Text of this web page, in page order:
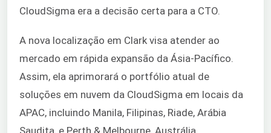
CloudSigma era a decisão certa para a CTO.
A nova localização em Clark visa atender ao
mercado em rápida expansão da Ásia-Pacífico.
Assim, ela aprimorará o portfólio atual de
soluções em nuvem da CloudSigma em locais da
APAC, incluindo Manila, Filipinas, Riade, Arábia
Saudita, e Perth & Melbourne, Austrália.